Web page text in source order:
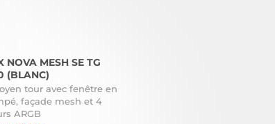
NOVA MESH SE TG
(BLANC)
tour avec fenêtre en
façade mesh et 4
ARGB